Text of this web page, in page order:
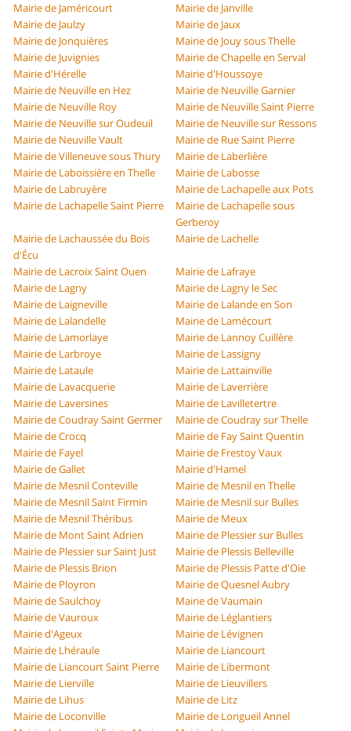
Mairie de Jaméricourt
Mairie de Janville
Mairie de Jaulzy
Mairie de Jaux
Mairie de Jonquières
Mairie de Jouy sous Thelle
Mairie de Juvignies
Mairie de Chapelle en Serval
Mairie d'Hérelle
Mairie d'Houssoye
Mairie de Neuville en Hez
Mairie de Neuville Garnier
Mairie de Neuville Roy
Mairie de Neuville Saint Pierre
Mairie de Neuville sur Oudeuil
Mairie de Neuville sur Ressons
Mairie de Neuville Vault
Mairie de Rue Saint Pierre
Mairie de Villeneuve sous Thury
Mairie de Laberlière
Mairie de Laboissière en Thelle
Mairie de Labosse
Mairie de Labruyère
Mairie de Lachapelle aux Pots
Mairie de Lachapelle Saint Pierre
Mairie de Lachapelle sous
Gerberoy
Mairie de Lachaussée du Bois
d'Écu
Mairie de Lachelle
Mairie de Lacroix Saint Ouen
Mairie de Lafraye
Mairie de Lagny
Mairie de Lagny le Sec
Mairie de Laigneville
Mairie de Lalande en Son
Mairie de Lalandelle
Mairie de Lamécourt
Mairie de Lamorlaye
Mairie de Lannoy Cuillère
Mairie de Larbroye
Mairie de Lassigny
Mairie de Lataule
Mairie de Lattainville
Mairie de Lavacquerie
Mairie de Laverrière
Mairie de Laversines
Mairie de Lavilletertre
Mairie de Coudray Saint Germer
Mairie de Coudray sur Thelle
Mairie de Crocq
Mairie de Fay Saint Quentin
Mairie de Fayel
Mairie de Frestoy Vaux
Mairie de Gallet
Mairie d'Hamel
Mairie de Mesnil Conteville
Mairie de Mesnil en Thelle
Mairie de Mesnil Saint Firmin
Mairie de Mesnil sur Bulles
Mairie de Mesnil Théribus
Mairie de Meux
Mairie de Mont Saint Adrien
Mairie de Plessier sur Bulles
Mairie de Plessier sur Saint Just
Mairie de Plessis Belleville
Mairie de Plessis Brion
Mairie de Plessis Patte d'Oie
Mairie de Ployron
Mairie de Quesnel Aubry
Mairie de Saulchoy
Mairie de Vaumain
Mairie de Vauroux
Mairie de Léglantiers
Mairie d'Ageux
Mairie de Lévignen
Mairie de Lhéraule
Mairie de Liancourt
Mairie de Liancourt Saint Pierre
Mairie de Libermont
Mairie de Lierville
Mairie de Lieuvillers
Mairie de Lihus
Mairie de Litz
Mairie de Loconville
Mairie de Longueil Annel